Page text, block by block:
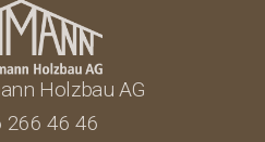
Holzbau AG
266 46 46